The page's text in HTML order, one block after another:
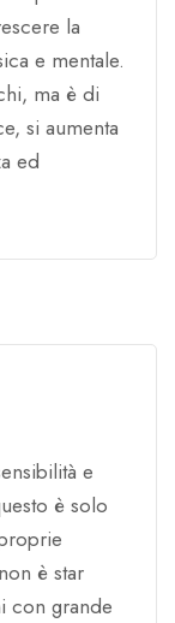
la
e mentale.
ma è di
si aumenta
ed
e
è solo
è star
con grande